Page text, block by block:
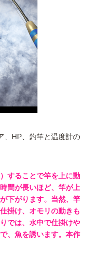
、HP、釣竿と温度計の
することで竿を上に動
間が長いほど、竿が上
下がります。当然、竿
掛け、オモリの動きも
では、水中で仕掛けや
、魚を誘います。本作